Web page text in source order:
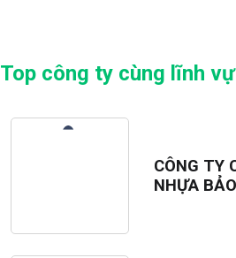
Trang web của công ty: Rever.vn
Top công ty cùng lĩnh
CÔNG TY
NHỰA